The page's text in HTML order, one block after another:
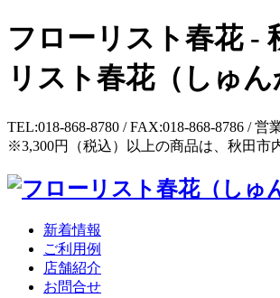
フローリスト春花 -
リスト春花（しゅん
TEL:018-868-8780 / FAX:018-868-8786 /
※3,300円（税込）以上の商品は、秋田市
新着情報
ご利用例
店舗紹介
お問合せ